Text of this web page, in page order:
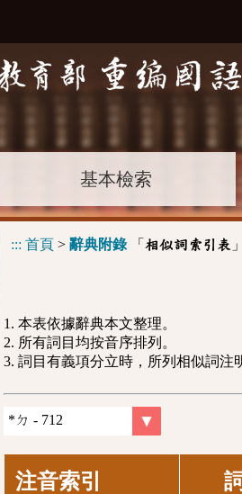
基本檢索
::: 首頁 > 辭典附錄「 相似詞索引表 」
1. 本表依據辭典本文整理。
2. 所有詞目均按音序排列。
3. 詞目有義項分立時，所列相似詞注
注音索引